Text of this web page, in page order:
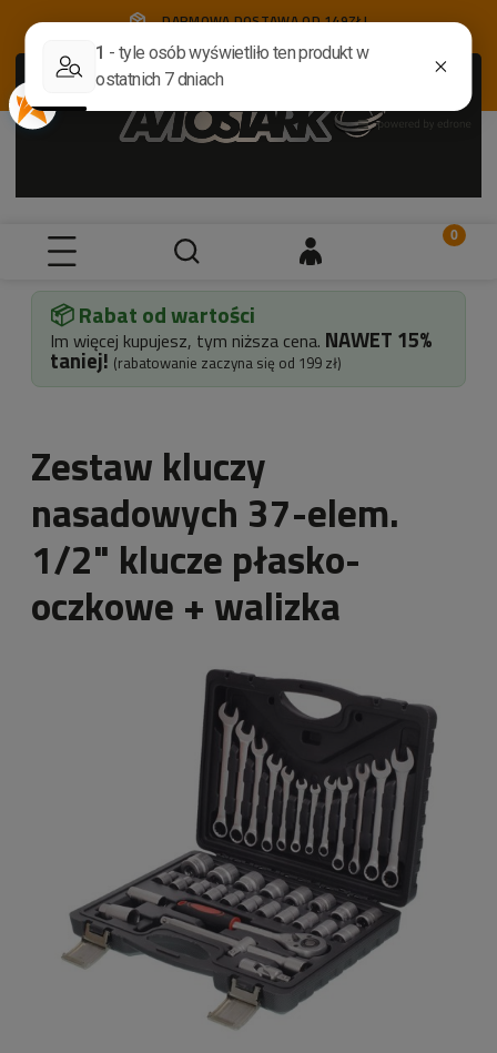
DARMOWA DOSTAWA OD 149ZŁ!
📦 Rabat od wartości
Im więcej kupujesz, tym niższa cena. NAWET 15%
taniej! (rabatowanie zaczyna się od 199 zł)
Zestaw kluczy
nasadowych 37-elem.
1/2" klucze płasko-
oczkowe + walizka